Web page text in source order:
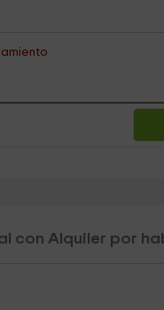
con Alquiler por